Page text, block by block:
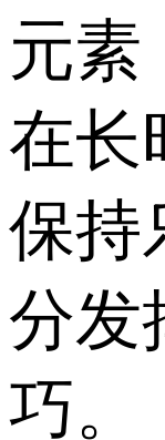
元素
在长
保持
分发
巧。